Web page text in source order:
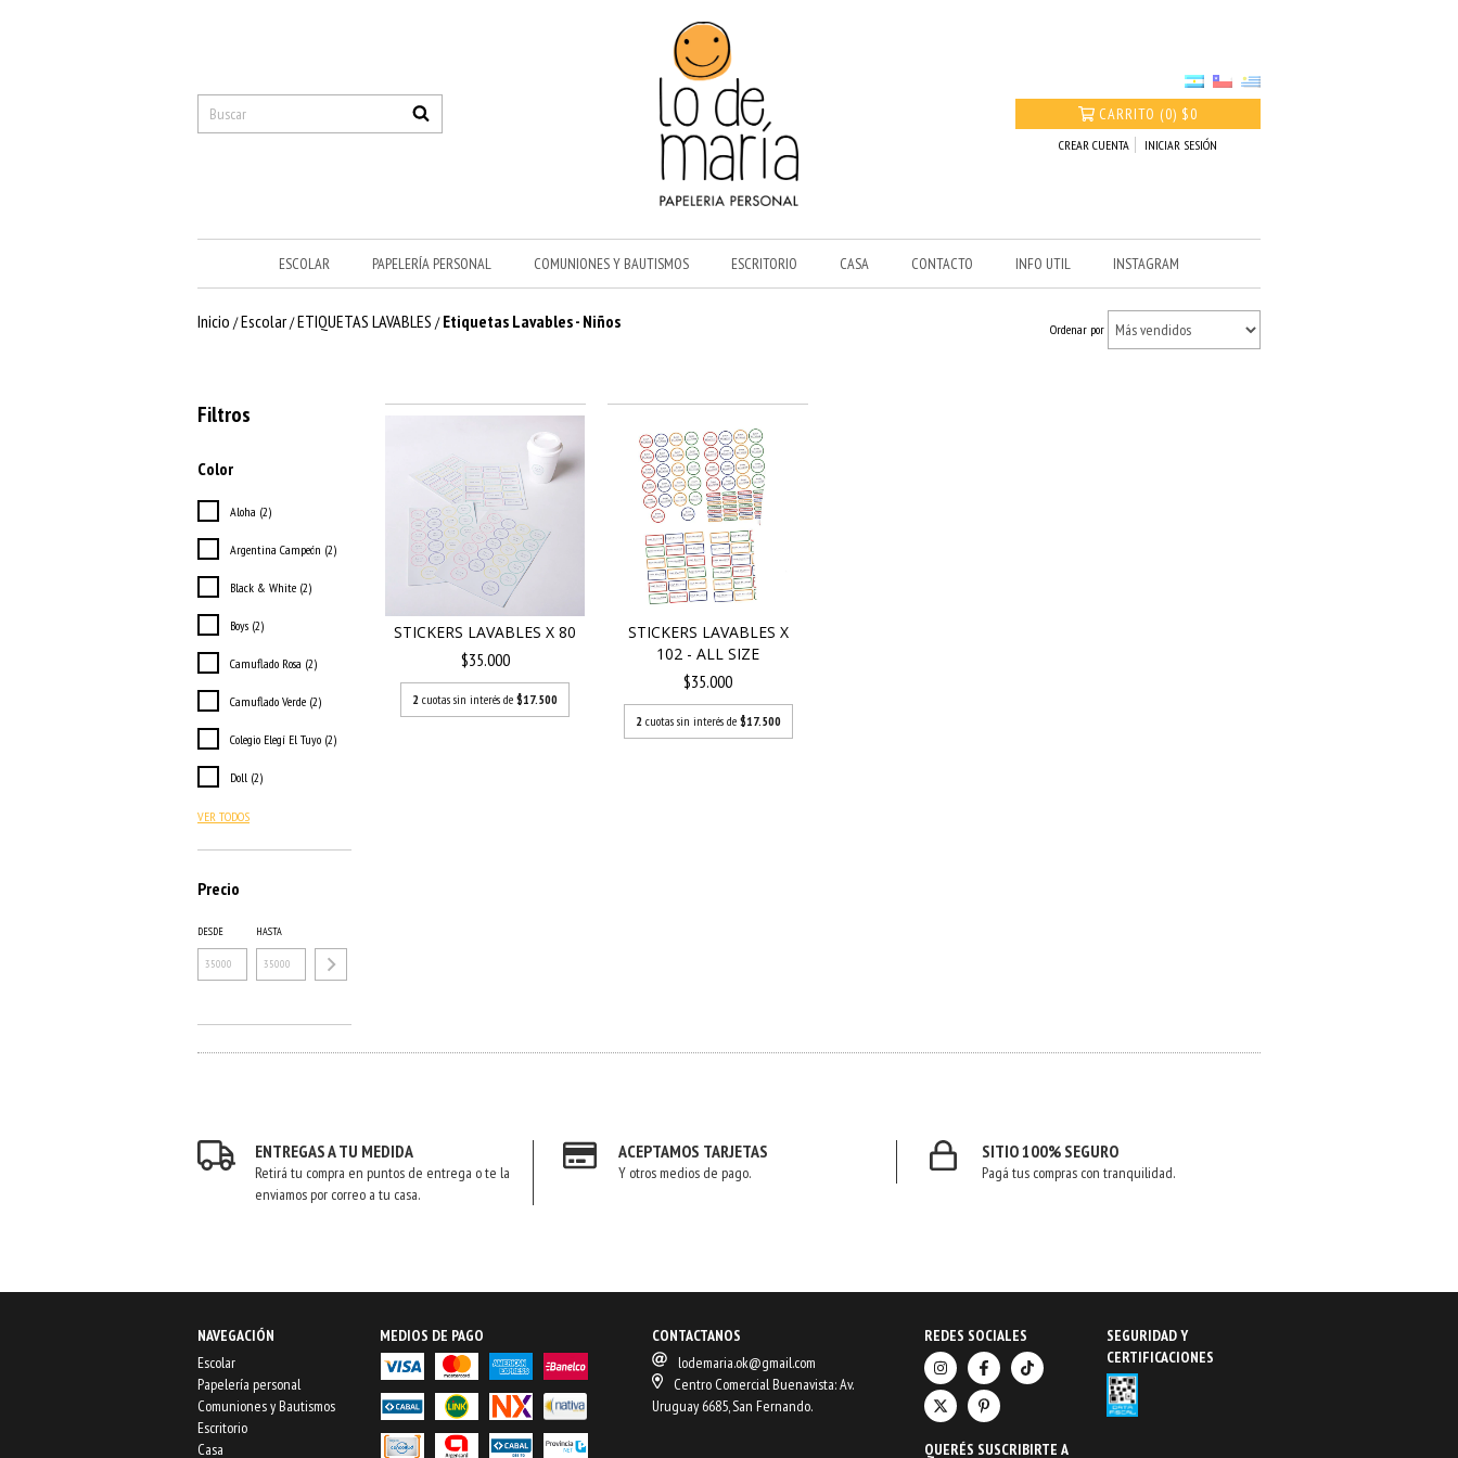
CARRITO (0) $0
CREAR CUENTA INICIAR SESIÓN
ESCOLAR PAPELERÍA PERSONAL COMUNIONES Y BAUTISMOS ESCRITORIO CASA CONTACTO INFO UTIL INSTAGRAM
Inicio /Escolar/ETIQUETAS LAVABLES / Etiquetas Lavables - Niños Ordenar por
Filtros
Color
Aloha (2)
Argentina Campeón (2)
Black & White (2)
Boys (2)
Camuflado Rosa (2)
Camuflado Verde (2)
Colegio Elegí El Tuyo (2)
Doll (2)
VER TODOS
Precio
DESDE HASTA
STICKERS LAVABLES X 80
$35.000
2 cuotas sin interés de$17.500
STICKERS LAVABLES X
102 - ALL SIZE
$35.000
2 cuotas sin interés de $17.500
ENTREGAS A TU MEDIDA
Retirá tu compra en puntos de entrega o te la
enviamos por correo a tu casa.
ACEPTAMOS TARJETAS
Y otros medios de pago.
SITIO 100% SEGURO
Pagá tus compras con tranquilidad.
NAVEGACIÓN
Escolar
Papelería personal
Comuniones y Bautismos
Escritorio
Casa
MEDIOS DE PAGO
CONTACTANOS
lodemaria.ok@gmail.com
Centro Comercial Buenavista: Av.
Uruguay 6685, San Fernando.
REDES SOCIALES
QUERÉS SUSCRIBIRTE A
SEGURIDAD Y
CERTIFICACIONES